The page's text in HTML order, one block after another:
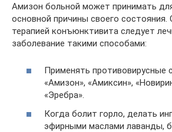
Амизон больной может принимать
основной причины своего состояния.
терапией конъюнктивита следует
заболевание такими способами:
Применять противовирусные
«Амизон», «Амиксин»,
«Эребра».
Когда болит горло, делать
эфирными маслами лаванды,